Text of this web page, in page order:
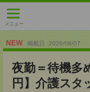
メニュー
NEW 掲載日 :2026/08/07
夜勤＝待機多
円】介護スタ